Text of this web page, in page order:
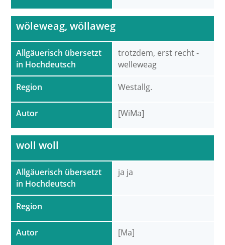
Allgäuerisch übersetzt
in Hochdeutsch
Region
Autor
wöleweag, wöllaweg
trotzdem, erst recht -
welleweag
Westallg.
[WiMa]
Allgäuerisch übersetzt
in Hochdeutsch
Region
Autor
woll woll
ja ja
[Ma]